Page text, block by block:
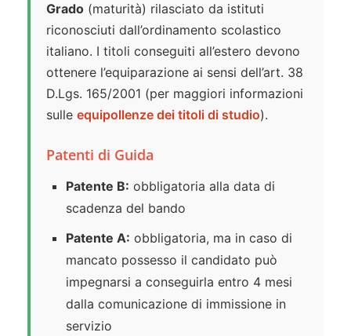
Grado (maturità) rilasciato da istituti
riconosciuti dall’ordinamento scolastico
italiano. I titoli conseguiti all’estero devono
ottenere l’equiparazione ai sensi dell’art. 38
D.Lgs. 165/2001 (per maggiori informazioni
sulle equipollenze dei titoli di studio).
Patenti di Guida
Patente B: obbligatoria alla data di
scadenza del bando
Patente A: obbligatoria, ma in caso di
mancato possesso il candidato può
impegnarsi a conseguirla entro 4 mesi
dalla comunicazione di immissione in
servizio